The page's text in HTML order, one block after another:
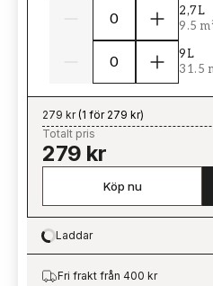
2,7L
9.5
9L
31.5
279 kr(1 för 279 kr)
Totalt pris
279 kr
Köp nu
Loading…
Laddar
Fri frakt från 400 kr